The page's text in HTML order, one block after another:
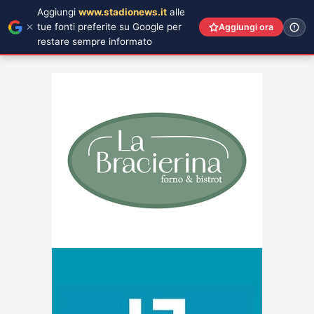
Aggiungi www.stadionews.it alle
tue fonti preferite su Google per
restare sempre informato
Aggiungi ora